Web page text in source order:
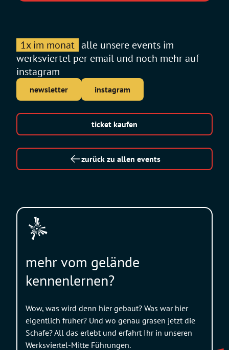
1x im monat alle unsere events im
werksviertel per email und noch mehr auf
instagram
newsletter instagram
ticket kaufen
zurück zu allen events
mehr vom gelände
kennenlernen?
Wow, was wird denn hier gebaut? Was war hier
eigentlich früher? Und wo genau grasen jetzt die
Schafe? All das erlebt und erfahrt Ihr in unseren
Werksviertel-Mitte Führungen.